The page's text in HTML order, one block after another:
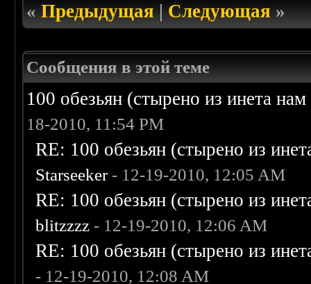
«Предыдущая|Следующая»
Сообщения в этой теме
100 обезьян (стырено из инета
18-2010, 11:54 PM
RE: 100 обезьян (стырено из
Starseeker- 12-19-2010, 12:05 AM
RE: 100 обезьян (стырено из
blitzzzz - 12-19-2010, 12:06 AM
RE: 100 обезьян (стырено из
- 12-19-2010, 12:08 AM